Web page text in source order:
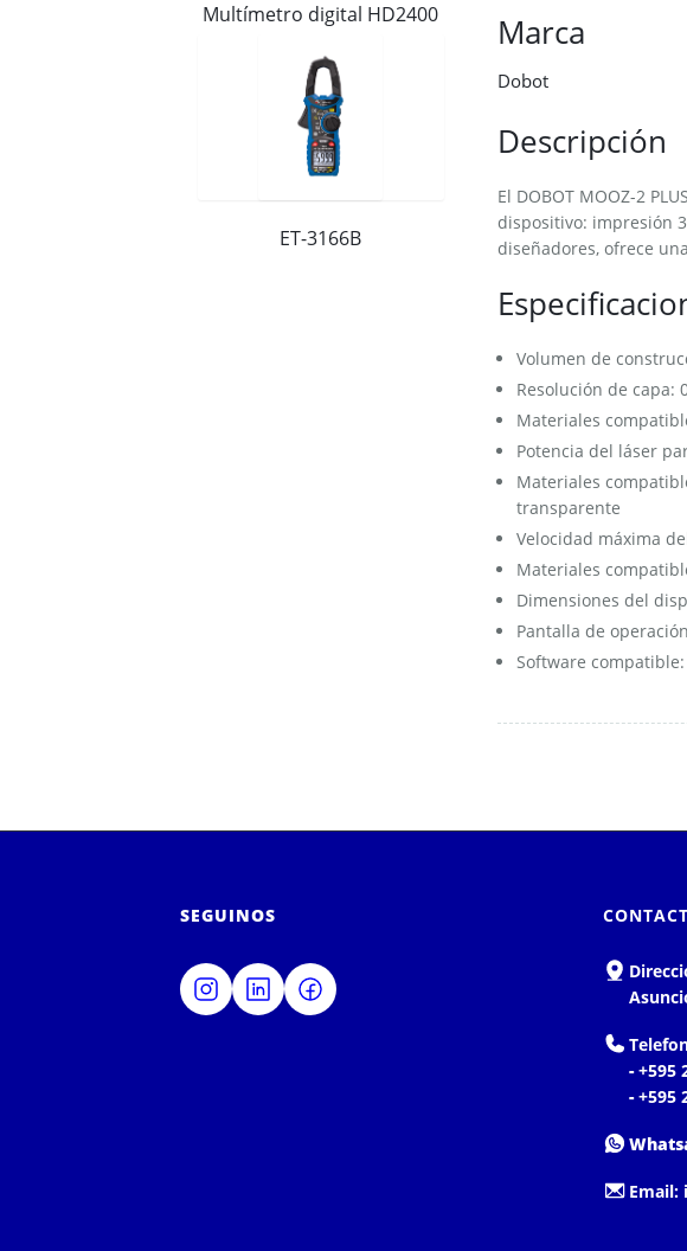
Multímetro digital HD2400
ET-3166B
Marca
Dobot
Descripción
​El DOBOT MOOZ-2
dispositivo: impresión
diseñadores, ofrece
Volumen de
Resolución de capa:
Materiales
Potencia del láser
Materiales
transparente
Velocidad máxima
Materiales
Dimensiones del
Pantalla de
Software
SEGUINOS
-+595
-+595
Email: